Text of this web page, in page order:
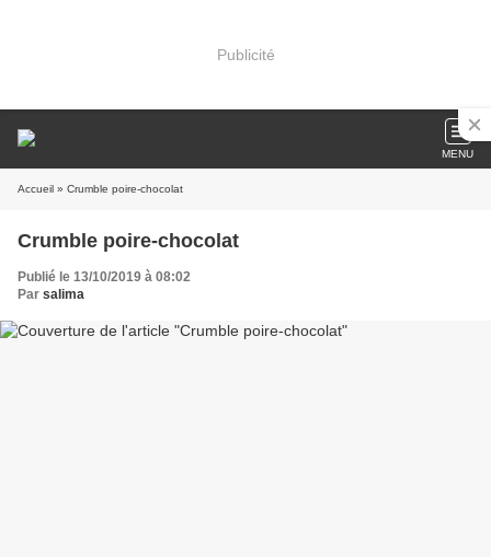
Publicité
MENU
Accueil » Crumble poire-chocolat
Crumble poire-chocolat
Publié le 13/10/2019 à 08:02
Par salima